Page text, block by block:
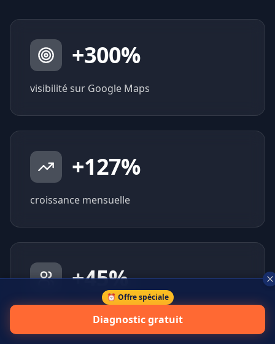
+300%
visibilité sur Google Maps
+127%
croissance mensuelle
+45%
⏰ Offre spéciale
Diagnostic gratuit